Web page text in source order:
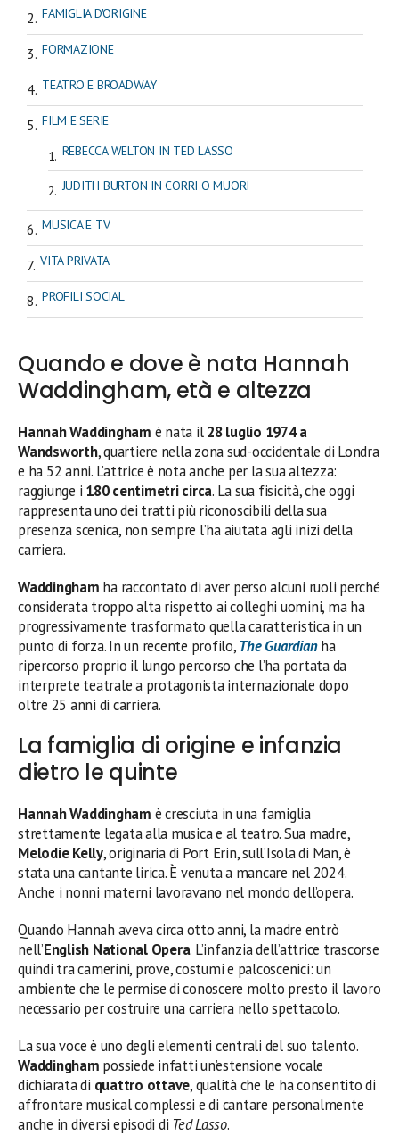
FAMIGLIA D'ORIGINE
FORMAZIONE
TEATRO E BROADWAY
FILM E SERIE
REBECCA WELTON IN TED LASSO
JUDITH BURTON IN CORRI O MUORI
MUSICA E TV
VITA PRIVATA
PROFILI SOCIAL
Quando e dove è nata Hannah
Waddingham, età e altezza
Hannah Waddingham è nata il28 luglio 1974 a
Wandsworth, quartiere nella zona sud-occidentale di Londra
e ha 52 anni. L’attrice è nota anche per la sua altezza:
raggiunge i 180 centimetri circa. La sua fisicità, che oggi
rappresenta uno dei tratti più riconoscibili della sua
presenza scenica, non sempre l’ha aiutata agli inizi della
carriera.
Waddingham ha raccontato di aver perso alcuni ruoli perché
considerata troppo alta rispetto ai colleghi uomini, ma ha
progressivamente trasformato quella caratteristica in un
punto di forza. In un recente profilo,The Guardianha
ripercorso proprio il lungo percorso che l’ha portata da
interprete teatrale a protagonista internazionale dopo
oltre 25 anni di carriera.
La famiglia di origine e infanzia
dietro le quinte
Hannah Waddingham è cresciuta in una famiglia
strettamente legata alla musica e al teatro. Sua madre,
Melodie Kelly, originaria di Port Erin, sull’Isola di Man, è
stata una cantante lirica. È venuta a mancare nel 2024.
Anche i nonni materni lavoravano nel mondo dell’opera.
Quando Hannah aveva circa otto anni, la madre entrò
nell’English National Opera. L’infanzia dell’attrice trascorse
quindi tra camerini, prove, costumi e palcoscenici: un
ambiente che le permise di conoscere molto presto il lavoro
necessario per costruire una carriera nello spettacolo.
La sua voce è uno degli elementi centrali del suo talento.
Waddingham possiede infatti un’estensione vocale
dichiarata di quattro ottave, qualità che le ha consentito di
affrontare musical complessi e di cantare personalmente
anche in diversi episodi di Ted Lasso.